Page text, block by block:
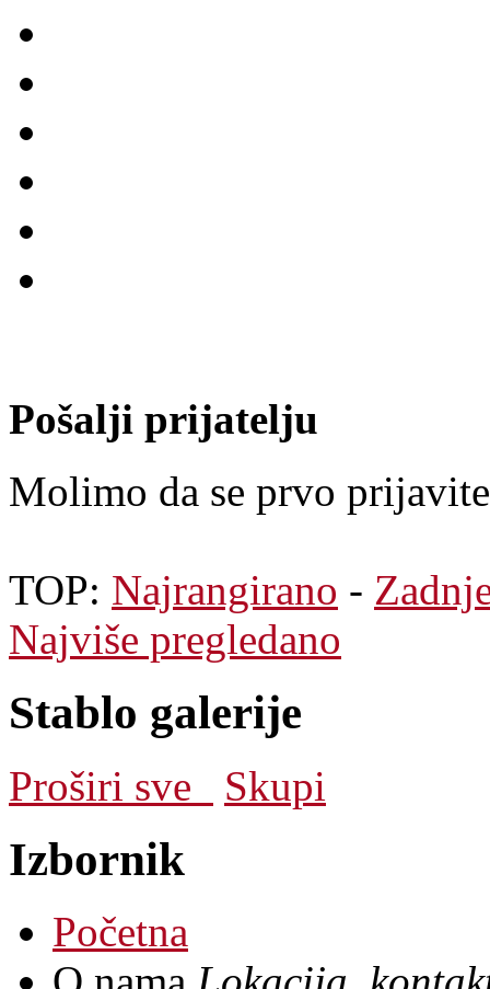
Pošalji prijatelju
Molimo da se prvo
TOP: Najrangirano -
Najviše pregledano
Stablo galerije
Proširi sve Skupi
Izbornik
Početna